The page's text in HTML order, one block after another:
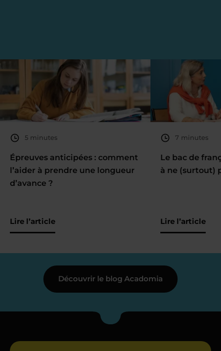
5 minutes
Épreuves anticipées : comment
l’aider à prendre une longueur
d’avance ?
Lire l’article
7 minutes
Le bac de
à ne (surtout)
Lire l’article
Découvrir le blog Acadomia